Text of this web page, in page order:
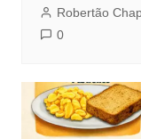
Robertão
0